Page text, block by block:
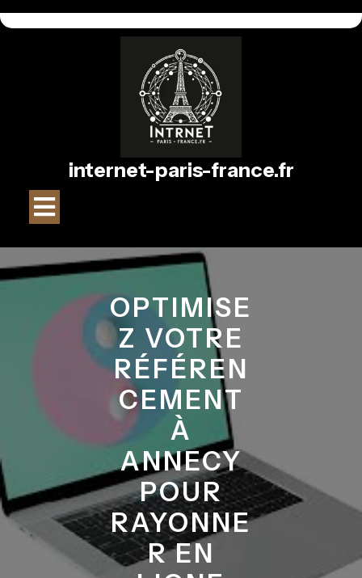
au
internet-paris-france.fr
Ouvrir
OPTIMISE
Z VOTRE
RÉFÉREN
CEMENT
À
ANNECY
POUR
RAYONNE
R EN